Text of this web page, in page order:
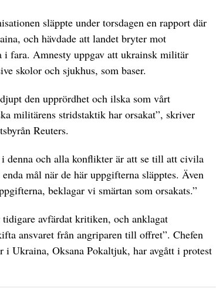
släppte under torsdagen en rapport där
och hävdade att landet bryter mot
fara. Amnesty uppgav att ukrainsk militär
skolor och sjukhus, som baser.
den upprördhet och ilska som vårt
militärens stridstaktik har orsakat”, skriver
Reuters.
denna och alla konflikter är att se till att civila
mål när de här uppgifterna släpptes. Även
beklagar vi smärtan som orsakats.”
avfärdat kritiken, och anklagat
ansvaret från angriparen till offret”. Chefen
Ukraina, Oksana Pokaltjuk, har avgått i protest